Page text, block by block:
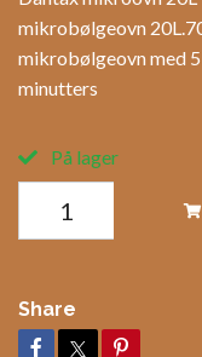
mikrobølgeovn
mikrobølgeovn med
minutters
På lager
Share